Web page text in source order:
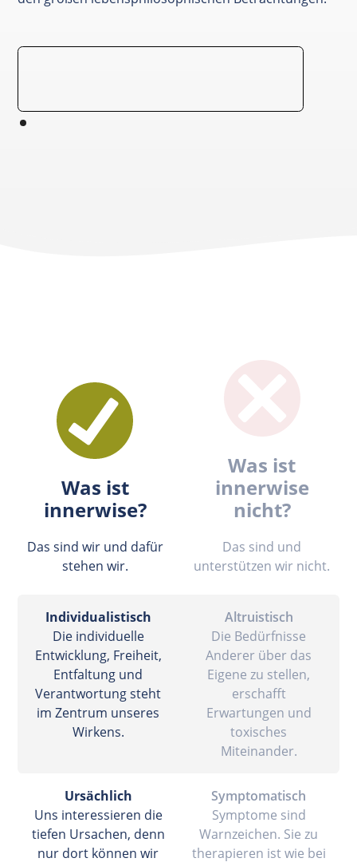
Was ist
innerwise?
Das sind wir und dafür
stehen wir.
Was ist
innerwise
nicht?
Das sind und
unterstützen wir nicht.
Individualistisch
Die individuelle
Entwicklung, Freiheit,
Entfaltung und
Verantwortung steht
im Zentrum unseres
Wirkens.
Altruistisch
Die Bedürfnisse
Anderer über das
Eigene zu stellen,
erschafft
Erwartungen und
toxisches
Miteinander.
Ursächlich
Uns interessieren die
tiefen Ursachen, denn
nur dort können wir
Symptomatisch
Symptome sind
Warnzeichen. Sie zu
therapieren ist wie bei